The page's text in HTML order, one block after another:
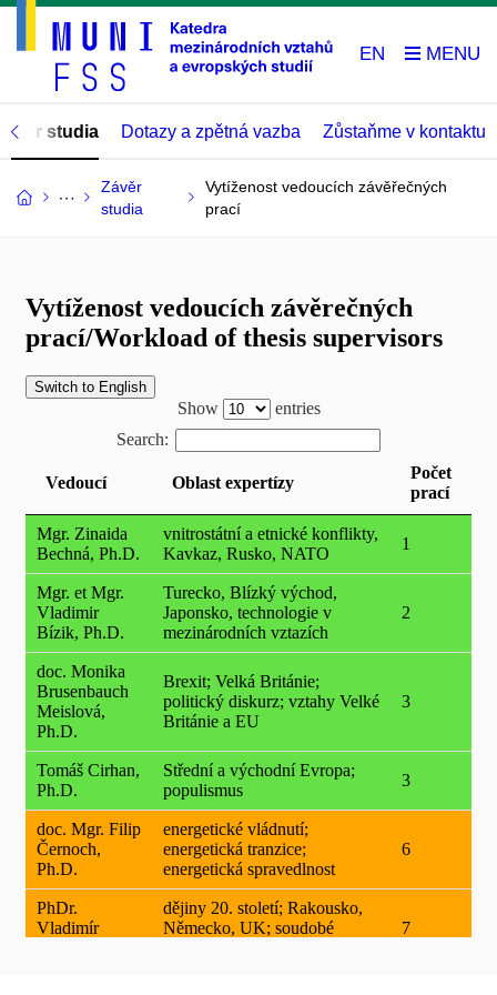
EN
studia Dotazy a zpětná vazba Zůstaňme v kontaktu
Závěr
studia
Vytíženost vedoucích závěřečných
prací